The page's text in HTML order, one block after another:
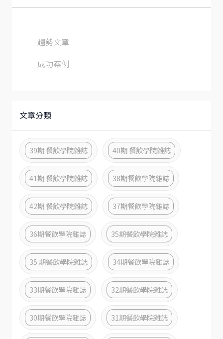
趨勢文章
成功案例
文章分類
39期 餐飲學院雜誌 40期 餐飲學院雜誌
41期 餐飲學院雜誌 38期餐飲學院雜誌
42期 餐飲學院雜誌 37期餐飲學院雜誌
36期餐飲學院雜誌 35期餐飲學院雜誌
35 期餐飲學院雜誌 34期餐飲學院雜誌
33期餐飲學院雜誌 32期餐飲學院雜誌
30期餐飲學院雜誌 31期餐飲學院雜誌